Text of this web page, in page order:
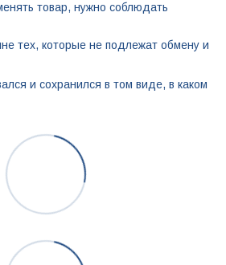
товар, нужно соблюдать
тех, которые не подлежат обмену и
и сохранился в том виде, в каком